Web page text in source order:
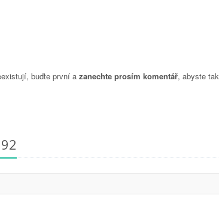
buďte první a zanechte prosím komentář, abyste